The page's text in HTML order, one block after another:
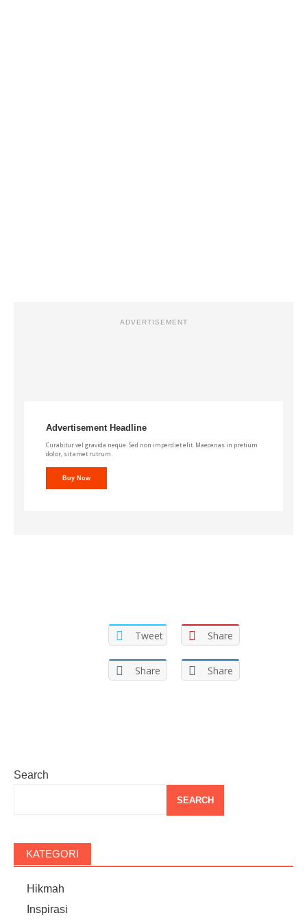
ADVERTISEMENT
Advertisement Headline
Curabitur vel gravida neque. Sed non imperdiet elit. Maecenas in pretium
dolor, sit amet rutrum.
Buy Now
Tweet Share
Share Share
Search
SEARCH
KATEGORI
Hikmah
Inspirasi